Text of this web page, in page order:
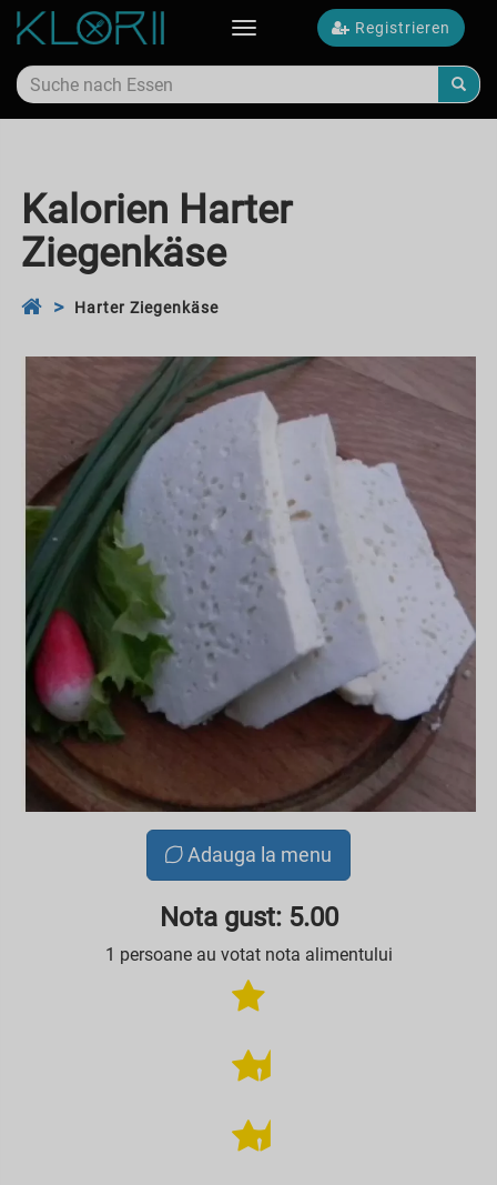
Registrieren
Toggle
Kalorien Harter
Ziegenkäse
Harter Ziegenkäse
Adauga la menu
Nota gust: 5.00
1 persoane au votat nota alimentului